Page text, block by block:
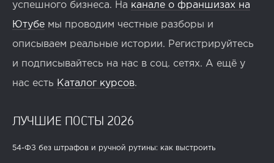
успешного бизнеса. На канале о франшизах на
Ютубе мы проводим честные разборы и
описываем реальные истории. Регистрируйтесь
и подписывайтесь на нас в соц. сетях. А ещё у
нас есть Каталог курсов.
ЛУЧШИЕ ПОСТЫ 2026
54-ФЗ без штрафов и ручной рутины: как выстроить